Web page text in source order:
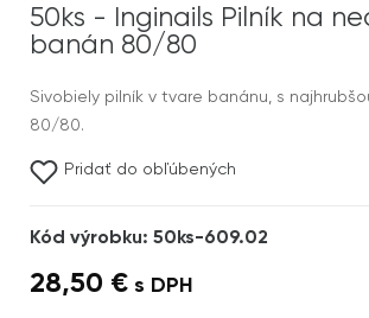
50ks - Inginails Pilník na
banán 80/80
Sivobiely pilník v tvare banánu, s
80/80.
Pridať do obľúbených
Kód výrobku: 50ks-609.02
28,50 € s DPH